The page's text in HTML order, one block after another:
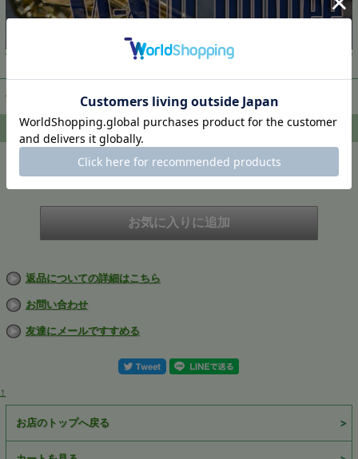
価格: 625,000円(税込)
注文
在庫 在庫切れ
返品についての詳細はこちら
お問い合わせ
友達にメールですすめる
↑
お店のトップへ戻る